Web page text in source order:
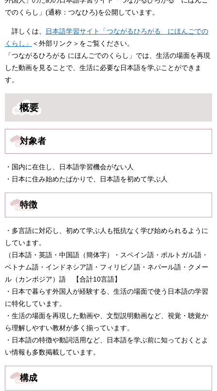
でのくらし」(通称：つなひろ)を公開しています。
詳しくは、
日本語学習サイト「つながるひろがる にほんごでの
くらし」
＜外部リンク＞ をご覧ください。
「つながるひろがる にほんごでのくらし」では、生活の場面を再現
した動画を見ることで、生活に必要な日本語を学ぶことができま
す。
概要
対象者
・国内に在住し、日本語学習機会がない人
・日本に住み始めたばかりで、日本語を初めて学ぶ人
特徴
・多言語に対応し、初めて学ぶ人も抵抗なく学び始められるように
しています。
（日本語・英語・中国語（簡体字）・スペイン語・ポルトガル語・
ベトナム語・インドネシア語・フィリピノ語・ネパール語・クメー
ル（カンボジア）語 【合計10言語】​
​・ 日本で暮らす外国人が経験する、生活の場面で使う日本語の学習
に特化しています。
・生活の場面を再現した動画や、文型説明動画など、視覚・聴覚か
ら理解しやすい教材が多く揃っています。
・日本語の特徴や動詞活用など、日本語を学ぶ前に知っておくとよ
い情報も多数掲載しています。
構成